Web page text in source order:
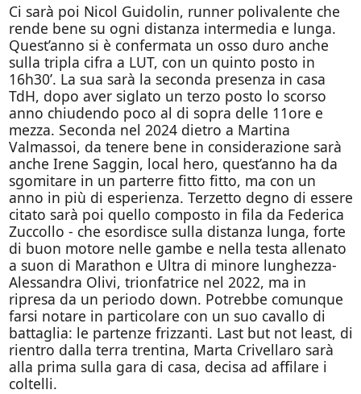
Ci sarà poi Nicol Guidolin, runner polivalente che
rende bene su ogni distanza intermedia e lunga.
Quest’anno si è confermata un osso duro anche
sulla tripla cifra a LUT, con un quinto posto in
16h30’. La sua sarà la seconda presenza in casa
TdH, dopo aver siglato un terzo posto lo scorso
anno chiudendo poco al di sopra delle 11ore e
mezza. Seconda nel 2024 dietro a Martina
Valmassoi, da tenere bene in considerazione sarà
anche Irene Saggin, local hero, quest’anno ha da
sgomitare in un parterre fitto fitto, ma con un
anno in più di esperienza. Terzetto degno di essere
citato sarà poi quello composto in fila da Federica
Zuccollo - che esordisce sulla distanza lunga, forte
di buon motore nelle gambe e nella testa allenato
a suon di Marathon e Ultra di minore lunghezza-
Alessandra Olivi, trionfatrice nel 2022, ma in
ripresa da un periodo down. Potrebbe comunque
farsi notare in particolare con un suo cavallo di
battaglia: le partenze frizzanti. Last but not least, di
rientro dalla terra trentina, Marta Crivellaro sarà
alla prima sulla gara di casa, decisa ad affilare i
coltelli.